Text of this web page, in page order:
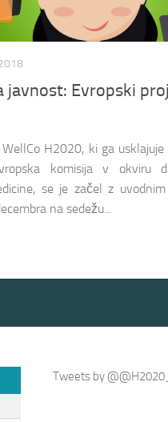
javnost: Evropski
H2020, ki ga
komisija v okviru
se je začel z
na sedežu...
Tweets by